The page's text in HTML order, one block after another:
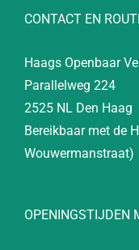
CONTACT EN
Haags Openbaar
Parallelweg 224
2525 NL Den Haag
Bereikbaar met de
Wouwermanstraat)
OPENINGSTIJDEN